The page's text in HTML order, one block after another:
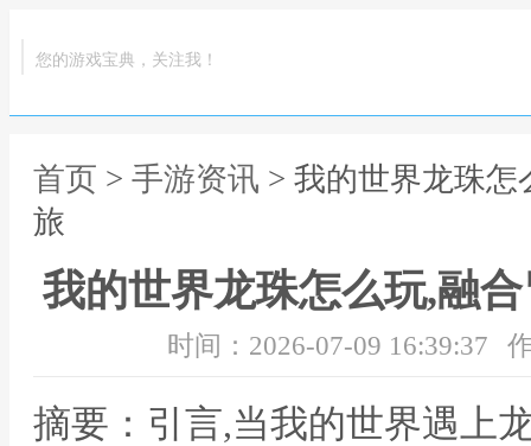
您的游戏宝典，关注我！
首页 > 手游资讯 > 我的世界龙珠
旅
我的世界龙珠怎么玩,融
时间：2026-07-09 16:39:37
摘要：引言,当我的世界遇上